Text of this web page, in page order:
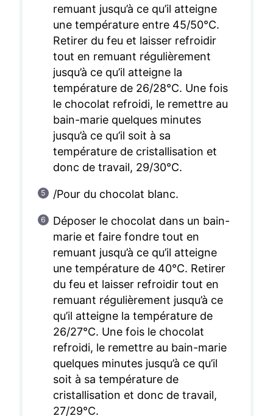
remuant jusqu’à ce qu’il atteigne
une température entre 45/50°C.
Retirer du feu et laisser refroidir
tout en remuant régulièrement
jusqu’à ce qu’il atteigne la
température de 26/28°C. Une fois
le chocolat refroidi, le remettre au
bain-marie quelques minutes
jusqu’à ce qu’il soit à sa
température de cristallisation et
donc de travail, 29/30°C.
/Pour du chocolat blanc.
Déposer le chocolat dans un bain-
marie et faire fondre tout en
remuant jusqu’à ce qu’il atteigne
une température de 40°C. Retirer
du feu et laisser refroidir tout en
remuant régulièrement jusqu’à ce
qu’il atteigne la température de
26/27°C. Une fois le chocolat
refroidi, le remettre au bain-marie
quelques minutes jusqu’à ce qu’il
soit à sa température de
cristallisation et donc de travail,
27/29°C.